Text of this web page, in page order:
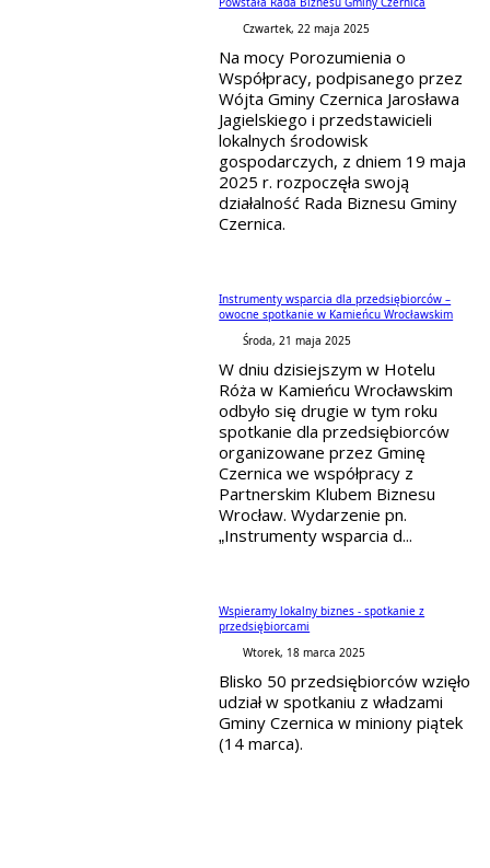
Czwartek, 22 maja 2025
Na mocy Porozumienia o
Współpracy, podpisanego przez
Wójta Gminy Czernica Jarosława
Jagielskiego i przedstawicieli
lokalnych środowisk
gospodarczych, z dniem 19 maja
2025 r. rozpoczęła swoją
działalność Rada Biznesu Gminy
Czernica.
Instrumenty wsparcia dla przedsiębiorców –
owocne spotkanie w Kamieńcu Wrocławskim
Środa, 21 maja 2025
W dniu dzisiejszym w Hotelu
Róża w Kamieńcu Wrocławskim
odbyło się drugie w tym roku
spotkanie dla przedsiębiorców
organizowane przez Gminę
Czernica we współpracy z
Partnerskim Klubem Biznesu
Wrocław. Wydarzenie pn.
„Instrumenty wsparcia d...
Wspieramy lokalny biznes - spotkanie z
przedsiębiorcami
Wtorek, 18 marca 2025
Blisko 50 przedsiębiorców wzięło
udział w spotkaniu z władzami
Gminy Czernica w miniony piątek
(14 marca).